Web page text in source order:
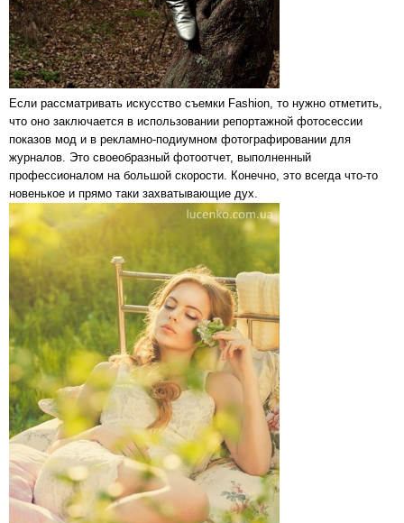
Если рассматривать искусство съемки Fashion, то нужно отметить,
что оно заключается в использовании репортажной фотосессии
показов мод и в рекламно-подиумном фотографировании для
журналов. Это своеобразный фотоотчет, выполненный
профессионалом на большой скорости. Конечно, это всегда что-то
новенькое и прямо таки захватывающие дух.